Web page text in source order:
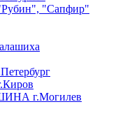
"Сапфир"
г.Могилев